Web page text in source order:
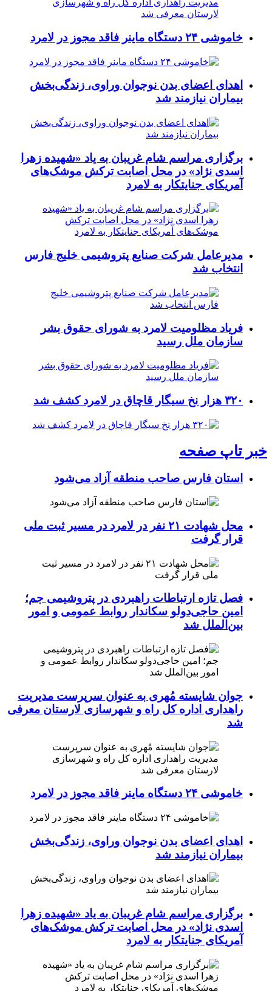
خاموشی ۲۴ دستگاه ماینر فاقد مجوز در لامرد
اهدای اعضای بدن نوجوان وراوی، زندگی‌بخش
بیماران نیازمند شد
برگزاری مراسم شام غریبان به یاد «شهیده زهرا
اسدی نژاد» در محل اصابت ترکش موشک‌های
آمریکای جنایتکار به لامرد
مدیرعامل شرکت صنایع پتروشیمی خلیج فارس
انتخاب شد
فریاد مظلومیت لامرد به شورای حقوق بشر
سازمان ملل رسید
۳۲۰ هزار نخ سیگار قاچاق در لامرد کشف شد
خبر تاپ صفحه
استان فارس صاحب منطقه آزاد می‌شود
محل شهادت ۲۱ نفر در لامرد در مسیر ثبت ملی
قرار گرفت
فصل تازه ارتباطات راهبردی در پتروشیمی جم؛
امین حاجی‌دولو سکاندار روابط عمومی و امور
بین‌الملل شد
جوان شایسته مُهری به عنوان سرپرست مدیریت
راهداری اداره کل راه و شهرسازی لارستان معرفی
شد
خاموشی ۲۴ دستگاه ماینر فاقد مجوز در لامرد
اهدای اعضای بدن نوجوان وراوی، زندگی‌بخش
بیماران نیازمند شد
برگزاری مراسم شام غریبان به یاد «شهیده زهرا
اسدی نژاد» در محل اصابت ترکش موشک‌های
آمریکای جنایتکار به لامرد